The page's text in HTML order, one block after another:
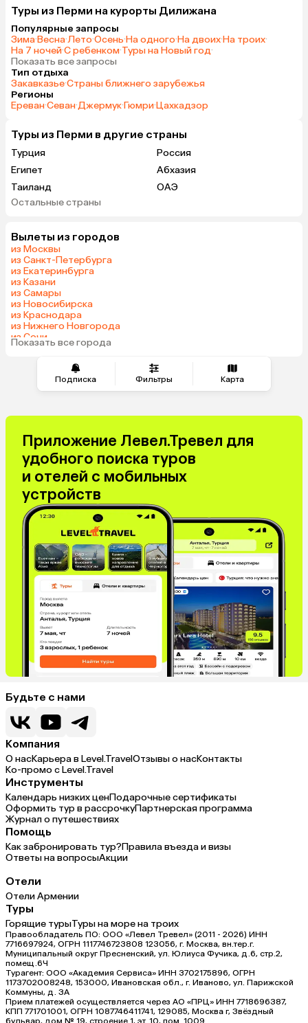
Подписка Фильтры Карта
Туры из Перми на курорты Дилижана
Популярные запросы
Зима·Весна·Лето·Осень·На одного·На двоих·На троих·
На 7 ночей·С ребенком·Туры на Новый год·
Показать все запросы
Тип отдыха
Закавказье·Страны ближнего зарубежья
Регионы
Ереван·Севан·Джермук·Гюмри·Цахкадзор
Туры из Перми в другие страны
Турция
Россия
Египет
Абхазия
Таиланд
ОАЭ
Гонконг
Остальные страны
Вылеты из городов
из Москвы
из Санкт-Петербурга
из Екатеринбурга
из Казани
из Самары
из Новосибирска
из Краснодара
из Нижнего Новгорода
из Сочи
из Челябинска
Показать все города
Приложение Левел.Тревел для
удобного поиска туров
и отелей с мобильных
устройств
Будьте с нами
Компания
О насКарьера в Level.TravelОтзывы о насКонтакты
Ко-промо с Level.Travel
Инструменты
Календарь низких ценПодарочные сертификаты
Оформить тур в рассрочкуПартнерская программа
Журнал о путешествиях
Помощь
Как забронировать тур?Правила въезда и визы
Ответы на вопросыАкции
Отели
Отели Армении
Туры
Горящие турыТуры на море на троих
Правообладатель ПО: ООО «Левел Тревел» (2011 - 2026) ИНН
7716697924, ОГРН 1117746723808 123056, г. Москва, вн.тер.г.
Муниципальный округ Пресненский, ул. Юлиуса Фучика, д.6, стр.2,
помещ.6Ч
Турагент: ООО «Академия Сервиса» ИНН 3702175896, ОГРН
1173702008248, 153000, Ивановская обл., г. Иваново, ул. Парижской
Коммуны, д. ЗА
Прием платежей осуществляется через АО «ПРЦ» ИНН 7718696387,
КПП 771701001, ОГРН 1087746411741, 129085, Москва г, Звёздный
бульвар, дом № 19, строение 1, эт. 10, пом. 1009